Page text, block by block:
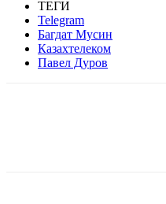
ТЕГИ
Telegram
Багдат Мусин
Казахтелеком
Павел Дуров